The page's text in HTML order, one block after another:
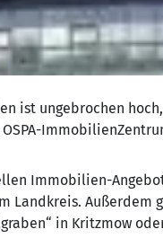
ist ungebrochen
Immobilien-
Landkreis. Außerdem
in Kritzmow